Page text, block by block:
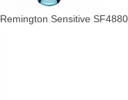
Remington Sensitive SF4880